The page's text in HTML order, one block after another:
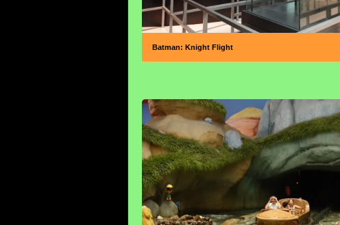
Batman: Knight Flight